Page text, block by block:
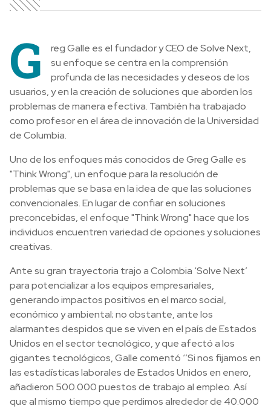
G
reg Galle es el fundador y CEO de Solve Next,
su enfoque se centra en la comprensión
profunda de las necesidades y deseos de los
usuarios, y en la creación de soluciones que aborden los
problemas de manera efectiva. También ha trabajado
como profesor en el área de innovación de la Universidad
de Columbia.
Uno de los enfoques más conocidos de Greg Galle es
"Think Wrong", un enfoque para la resolución de
problemas que se basa en la idea de que las soluciones
convencionales. En lugar de confiar en soluciones
preconcebidas, el enfoque "Think Wrong" hace que los
individuos encuentren variedad de opciones y soluciones
creativas.
Ante su gran trayectoria trajo a Colombia ‘Solve Next’
para potencializar a los equipos empresariales,
generando impactos positivos en el marco social,
económico y ambiental; no obstante, ante los
alarmantes despidos que se viven en el país de Estados
Unidos en el sector tecnológico, y que afectó a los
gigantes tecnológicos, Galle comentó ‘’Si nos fijamos en
las estadísticas laborales de Estados Unidos en enero,
añadieron 500.000 puestos de trabajo al empleo. Así
que al mismo tiempo que perdimos alrededor de 40.000